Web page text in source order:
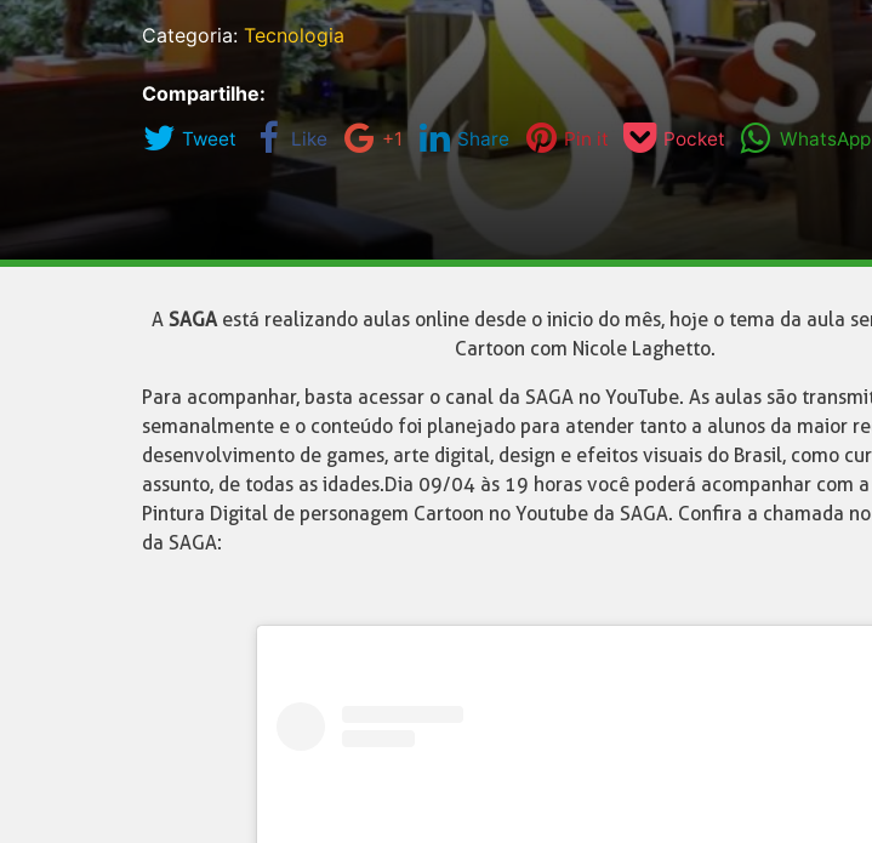
Categoria: Tecnologia
Compartilhe:
Tweet Like +1 Share Pin it Pocket WhatsApp
A SAGAestá realizando aulas online desde o inicio do mês, hoje o tema da aula
Cartoon com Nicole Laghetto.
Para acompanhar, basta acessar o canal da SAGA no YouTube. As aulas são
semanalmente e o conteúdo foi planejado para atender tanto a alunos da maior
desenvolvimento de games, arte digital, design e efeitos visuais do Brasil, como
assunto, de todas as idades. Dia 09/04 às 19 horas você poderá acompanhar com
Pintura Digital de personagem Cartoon no Youtube da SAGA. Confira a chamada
da SAGA: